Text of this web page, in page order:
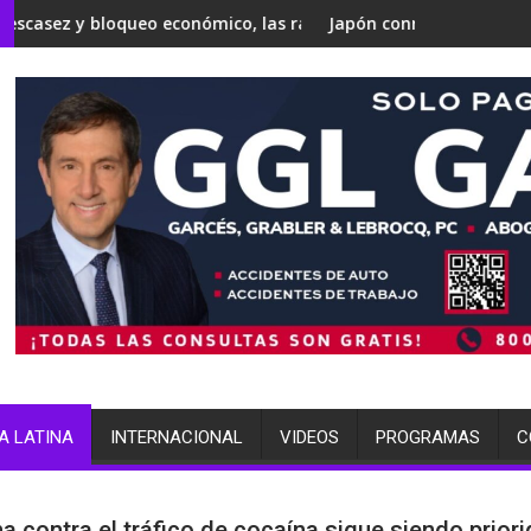
Trump, Todd Blanche, como fiscal general
económico, las razones por las que expertos de la ONU
Japón conmemora 81 años de
LATINA INTERNACIONAL VIDEOS PROGRAMAS